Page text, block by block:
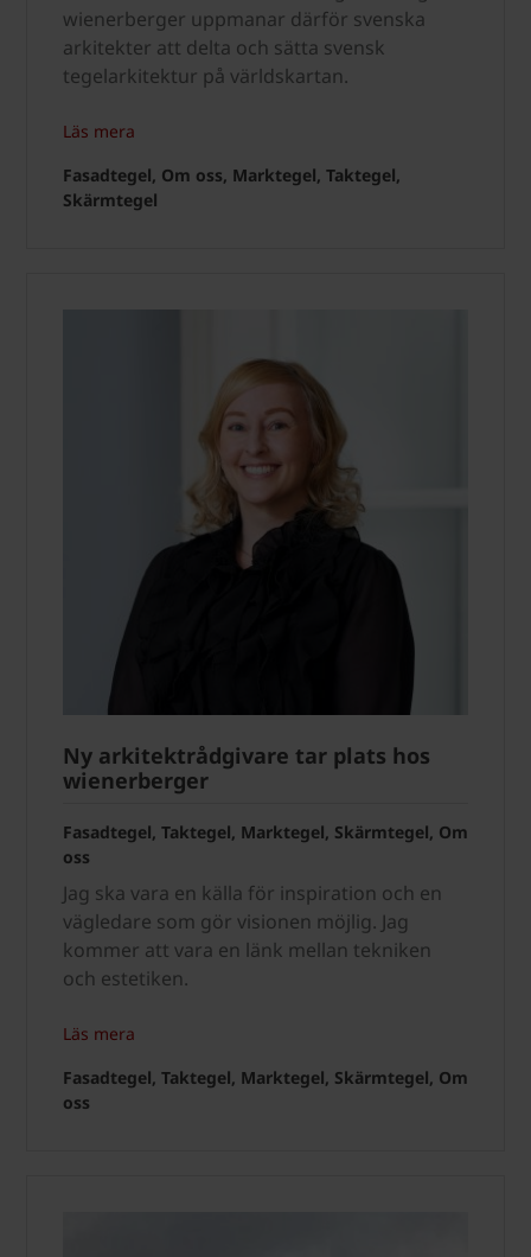
wienerberger uppmanar därför svenska
arkitekter att delta och sätta svensk
tegelarkitektur på världskartan.
Läs mera
Fasadtegel, Om oss, Marktegel, Taktegel,
Skärmtegel
Ny arkitektrådgivare tar plats hos
wienerberger
Fasadtegel, Taktegel, Marktegel, Skärmtegel, Om
oss
Jag ska vara en källa för inspiration och en
vägledare som gör visionen möjlig. Jag
kommer att vara en länk mellan tekniken
och estetiken.
Läs mera
Fasadtegel, Taktegel, Marktegel, Skärmtegel, Om
oss